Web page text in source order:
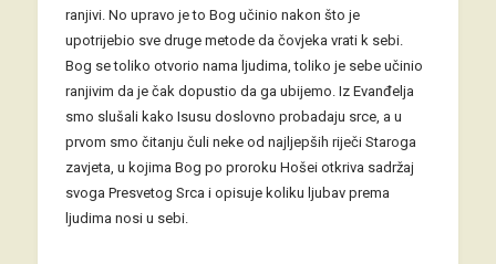
ranjivi. No upravo je to Bog učinio nakon što je
upotrijebio sve druge metode da čovjeka vrati k sebi.
Bog se toliko otvorio nama ljudima, toliko je sebe učinio
ranjivim da je čak dopustio da ga ubijemo. Iz Evanđelja
smo slušali kako Isusu doslovno probadaju srce, a u
prvom smo čitanju čuli neke od najljepših riječi Staroga
zavjeta, u kojima Bog po proroku Hošei otkriva sadržaj
svoga Presvetog Srca i opisuje koliku ljubav prema
ljudima nosi u sebi.